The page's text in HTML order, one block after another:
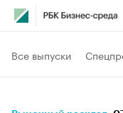
Все выпуски